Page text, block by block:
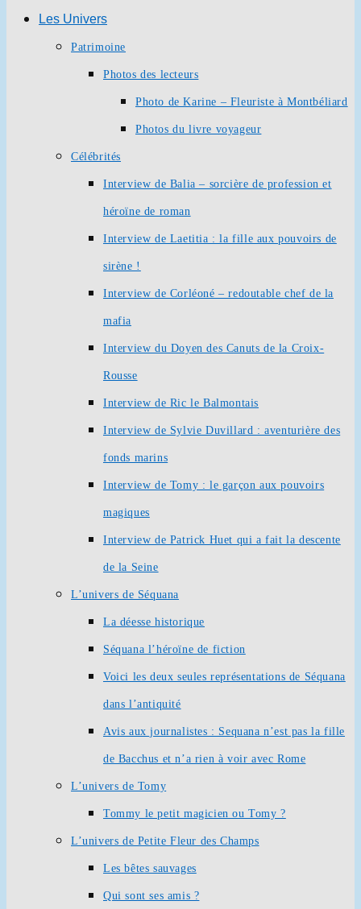
Les Univers
Patrimoine
Photos des lecteurs
Photo de Karine – Fleuriste à Montbéliard
Photos du livre voyageur
Célébrités
Interview de Balia – sorcière de profession et
héroïne de roman
Interview de Laetitia : la fille aux pouvoirs de
sirène !
Interview de Corléoné – redoutable chef de la
mafia
Interview du Doyen des Canuts de la Croix-
Rousse
Interview de Ric le Balmontais
Interview de Sylvie Duvillard : aventurière des
fonds marins
Interview de Tomy : le garçon aux pouvoirs
magiques
Interview de Patrick Huet qui a fait la descente
de la Seine
L’univers de Séquana
La déesse historique
Séquana l’héroïne de fiction
Voici les deux seules représentations de Séquana
dans l’antiquité
Avis aux journalistes : Sequana n’est pas la fille
de Bacchus et n’a rien à voir avec Rome
L’univers de Tomy
Tommy le petit magicien ou Tomy ?
L’univers de Petite Fleur des Champs
Les bêtes sauvages
Qui sont ses amis ?